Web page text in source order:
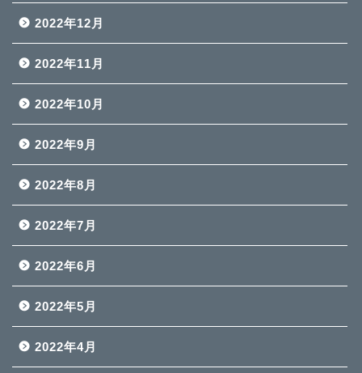
2022年12月
2022年11月
2022年10月
2022年9月
2022年8月
2022年7月
2022年6月
2022年5月
2022年4月